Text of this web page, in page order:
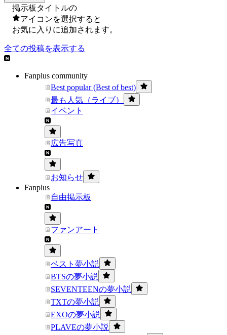
掲示板タイトルの
アイコンを選択すると
お気に入りに追加されます。
全ての投稿を表示する
Fanplus community
Best popular (Best of best)
最も人気（ライブ）
イベント
広告写真
お知らせ
Fanplus
自由掲示板
ファンアート
ベスト夢小説
BTSの夢小説
SEVENTEENの夢小説
TXTの夢小説
EXOの夢小説
PLAVEの夢小説